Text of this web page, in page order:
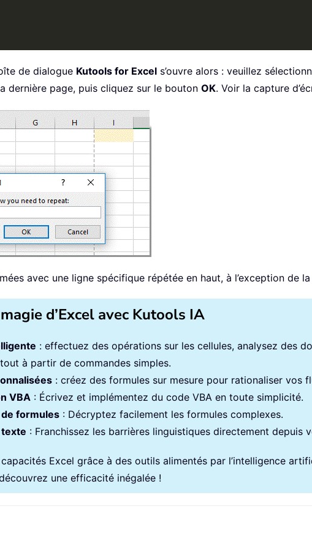
de dialogue Kutools for Excel s’ouvre alors : veuillez
dernière page, puis cliquez sur le bouton OK. Voir la capture
avec une ligne spécifique répétée en haut, à l’exception de
d’Excel avec Kutools IA
: effectuez des opérations sur les cellules, analysez des
à partir de commandes simples.
: créez des formules sur mesure pour rationaliser vos
VBA : Écrivez et implémentez du code VBA en toute simplicité.
formules : Décryptez facilement les formules complexes.
: Franchissez les barrières linguistiques directement depuis
Excel grâce à des outils alimentés par l’intelligence
une efficacité inégalée !